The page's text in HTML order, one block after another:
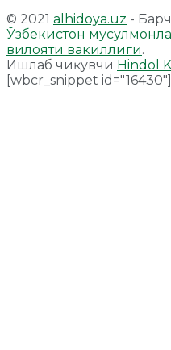
© 2021 alhidoya.uz -
Ўзбекистон
вилояти вакиллиги.
Ишлаб чиқувчи Hindol
[wbcr_snippet id="16430"]